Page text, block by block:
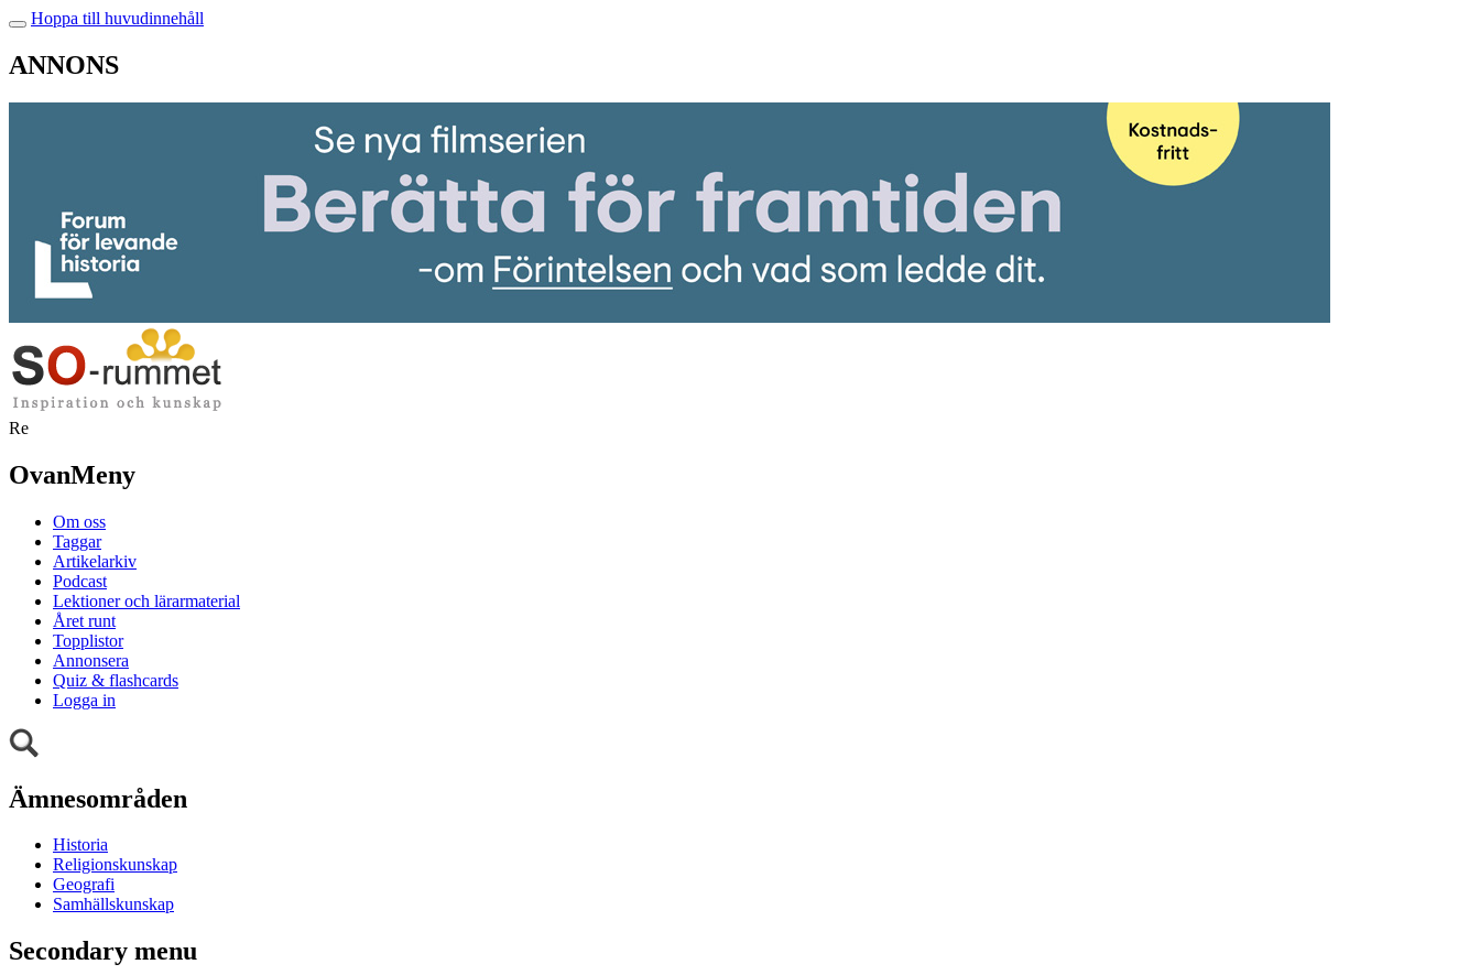
Hoppa till huvudinnehåll
ANNONS
Re
OvanMeny
Om oss
Taggar
Artikelarkiv
Podcast
Lektioner och lärarmaterial
Året runt
Topplistor
Annonsera
Quiz & flashcards
Logga in
Ämnesområden
Historia
Religionskunskap
Geografi
Samhällskunskap
Secondary menu